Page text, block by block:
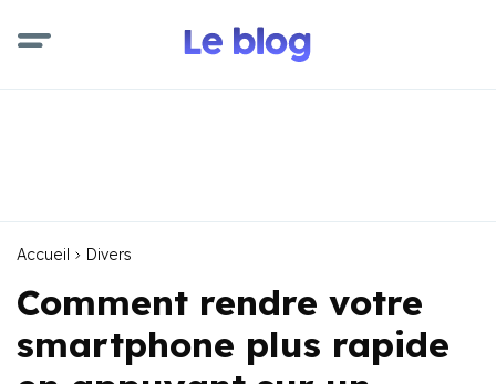
Accueil Divers
Comment rendre votre
smartphone plus rapide